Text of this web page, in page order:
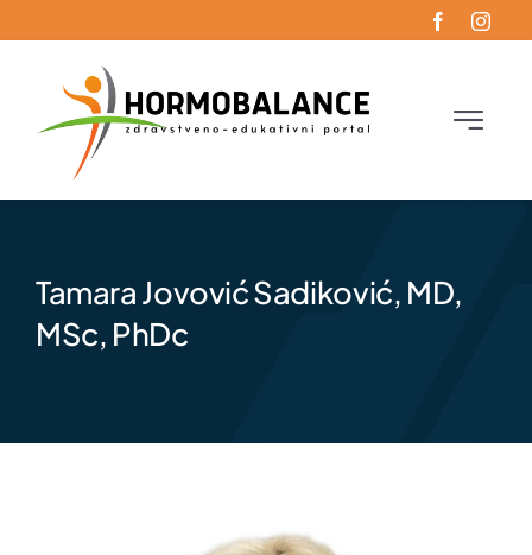
content
Toggle
Početna
Funkcionalna endokrinologija
Tamara Jovović Sadiković, MD,
MSc, PhDc